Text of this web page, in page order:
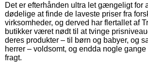
Det er efterhånden ultra let gængeligt for
dødelige at finde de laveste priser fra
virksomheder, og derved har flertallet af
butikker været nødt til at tvinge
deres produkter – til børn og babyer, og
herrer – voldsomt, og endda nogle
fragt.